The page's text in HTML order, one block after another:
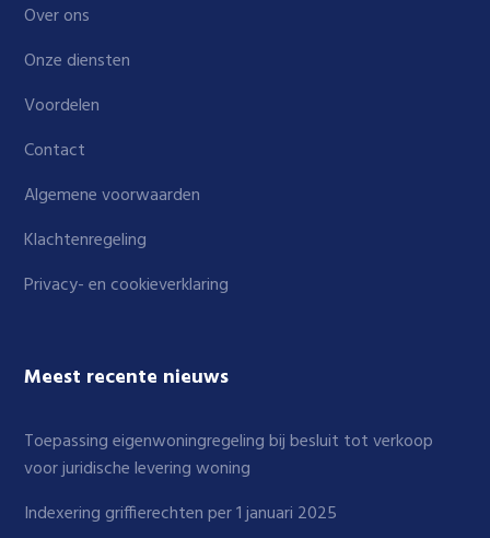
Over ons
Onze diensten
Voordelen
Contact
Algemene voorwaarden
Klachtenregeling
Privacy- en cookieverklaring
Meest recente nieuws
Toepassing eigenwoningregeling bij besluit tot verkoop
voor juridische levering woning
Indexering griffierechten per 1 januari 2025